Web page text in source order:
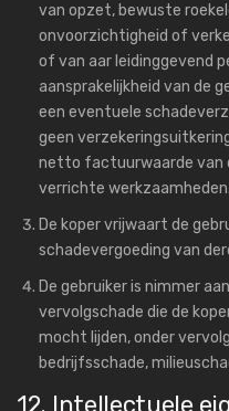
van opzet, bewuste
onvoorzichtigheid of
of van aar leidinggevend
aansprakelijkheid van de
een eventuele
geen
netto factuurwaarde van
verrichte werkzaamheden.
De koper vrijwaart de
schadevergoeding van
De gebruiker is nimmer
vervolgschade die de
mocht lijden, onder
bedrijfsschade,
12. Intellectuele